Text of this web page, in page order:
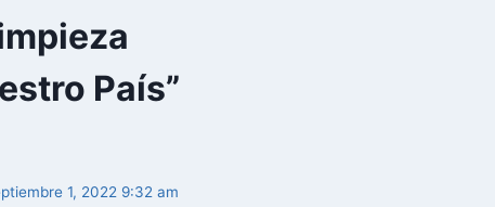
País”
1, 2022 9:32 am